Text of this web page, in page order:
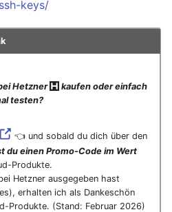
keys/
Hetzner
kaufen oder einfach
testen?
👈 und sobald du dich über den
du einen Promo-Code im Wert
Produkte.
Hetzner ausgegeben hast
erhalten ich als Dankeschön
Produkte. (Stand: Februar 2026)